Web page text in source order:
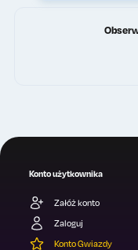
Konto użytkownika
Załóż konto
Zaloguj
Konto Gwiazdy